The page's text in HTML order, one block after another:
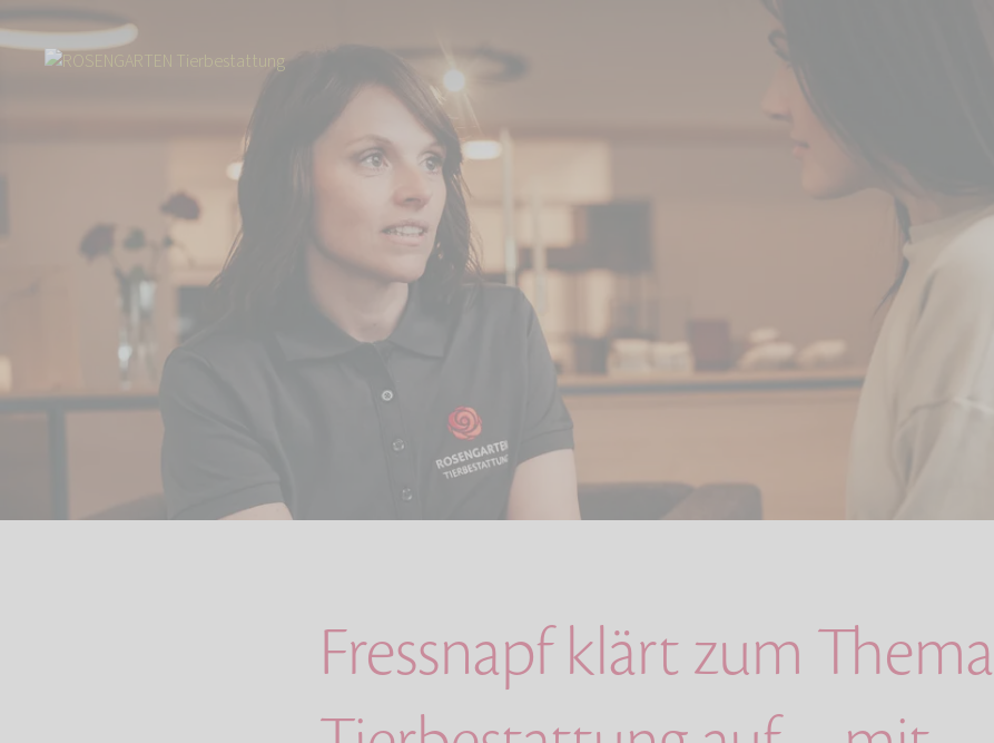
Fressnapf klärt zum Thema Tierbestattung auf – mit exklusivem Aktionscode
Fressnapf klärt zum Thema